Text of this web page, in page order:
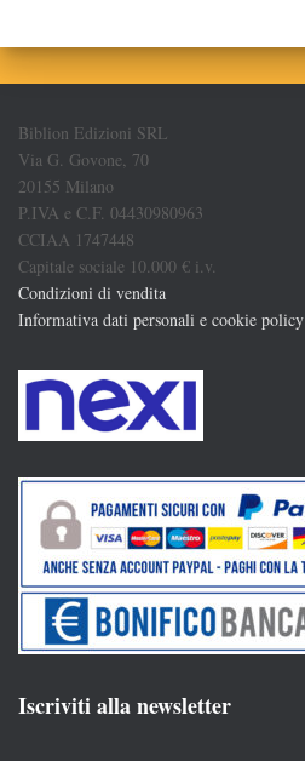
Biblion Edizioni SRL
Via G. Govone, 70
20155 Milano
P.IVA e C.F. 04430980963
CCIAA 1747448
Capitale sociale 10.000 € i.v.
Condizioni di vendita
Informativa dati personali e cookie policy
Iscriviti alla newsletter